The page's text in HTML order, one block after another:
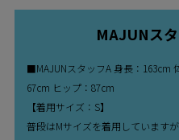
MAJUNス
■MAJUNスタッフA 身長：163cm
67cm ヒップ：87cm
【着用サイズ：S】
普段はMサイズを着用しています